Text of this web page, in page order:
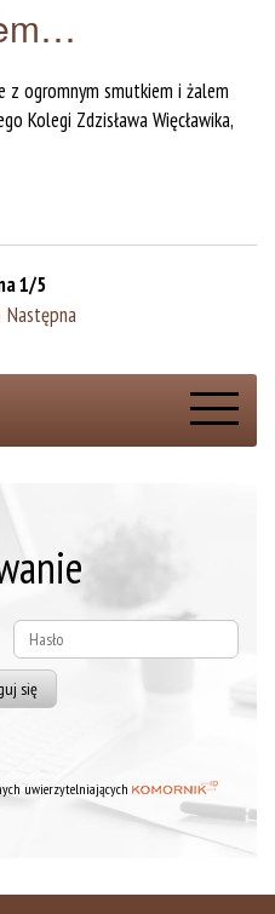
z ogromnym smutkiem i żalem
Kolegi Zdzisława Więcławika,
1/5
Następna
uwierzytelniających